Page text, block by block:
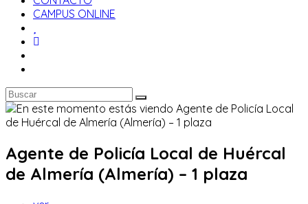
CAMPUS ONLINE
Agente de Policía Local de Huércal
de Almería (Almería) – 1 plaza